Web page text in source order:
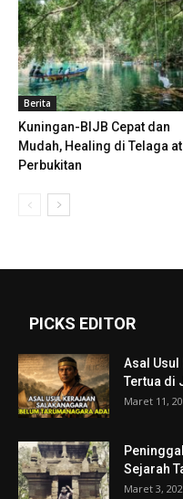
Berita
Kuningan-BIJB Cepat dan
Mudah, Healing di Telaga
Perbukitan
PICKS EDITOR
Asal Usul
Tertua di
Maret 11,
Sejarah
Maret 3,